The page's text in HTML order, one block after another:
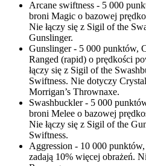
Arcane swiftness - 5 000
broni Magic o bazowej
Nie łączy się z Sigil of the
Gunslinger.
Gunslinger - 5 000 punktów,
Ranged (rapid) o prędkości
łączy się z Sigil of the
Swiftness. Nie dotyczy
Morrigan’s Thrownaxe.
Swashbuckler - 5 000
broni Melee o bazowej
Nie łączy się z Sigil of the
Swiftness.
Aggression - 10 000
zadają 10% więcej obrażeń.